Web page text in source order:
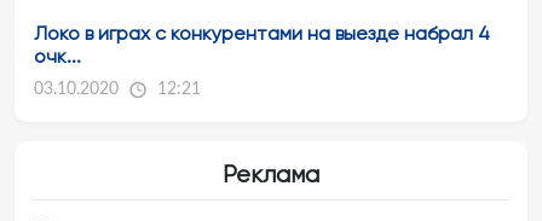
Локо в играх с конкурентами на выезде набрал 4
очк...
03.10.2020 12:21
Реклама